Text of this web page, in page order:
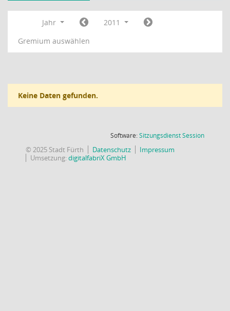
Jahr
2011
Gremium auswählen
Keine Daten gefunden.
Software:SitzungsdienstSession(Wird in
© 2025 Stadt Fürth Datenschutz
Impressum
Umsetzung:digitalfabriX GmbH